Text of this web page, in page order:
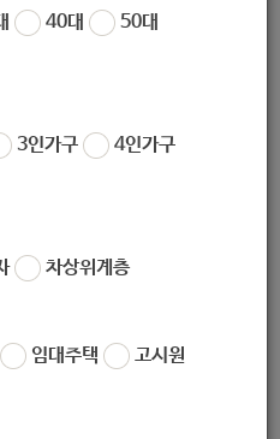
40대
50대
3인가구
4인가구
차상위계층
임대주택
고시원
를 첨부하오니
당.hwp
사 실시 안내